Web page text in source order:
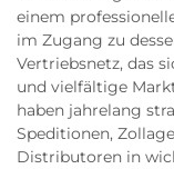
einem
im Zugang zu
Vertriebsnetz, das
und vielfältige
haben jahrelang
Speditionen,
Distributoren in